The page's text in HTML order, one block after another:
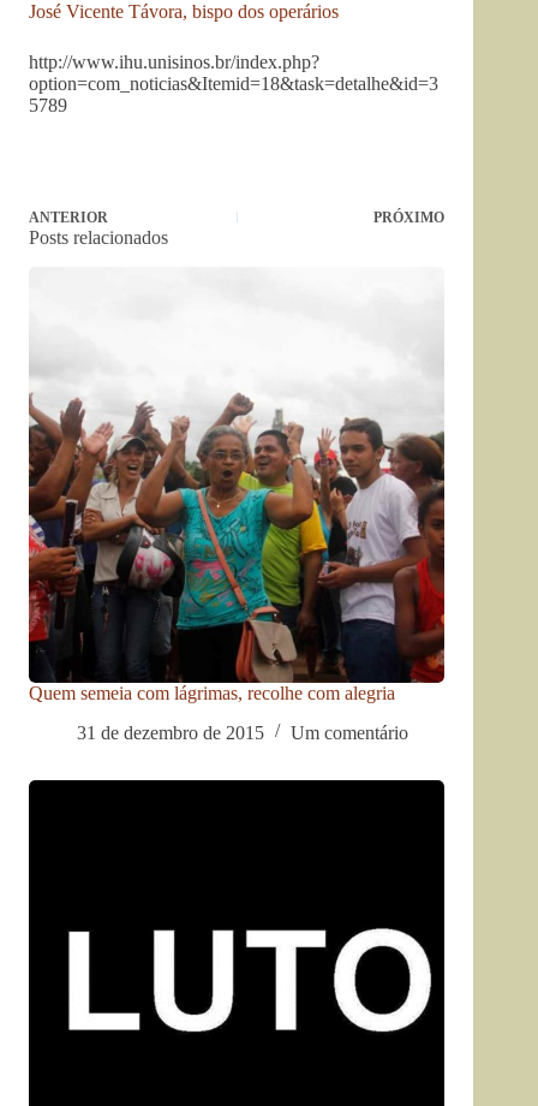
José Vicente Távora, bispo dos operários
http://www.ihu.unisinos.br/index.php?
option=com_noticias&Itemid=18&task=detalhe&id=3
5789
ANTERIOR PRÓXIMO
Posts relacionados
Quem semeia com lágrimas, recolhe com alegria
31 de dezembro de 2015
Um comentário